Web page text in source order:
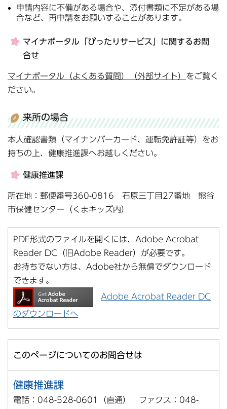
申請内容に不備がある場合や、添付書類に不足がある場
合など、再申請をお願いすることがあります。
マイナポータル「ぴったりサービス」に関するお問
合せ
マイナポータル（よくある質問）（外部サイト） をご覧く
ださい。
来所の場合
本人確認書類（マイナンバーカード、運転免許証等）をお
持ちの上、健康推進課へお越しください。
健康推進課
所在地：郵便番号360-0816 石原三丁目27番地 熊谷
市保健センター（くまキッズ内）
PDF形式のファイルを開くには、Adobe Acrobat
Reader DC（旧Adobe Reader）が必要です。
お持ちでない方は、Adobe社から無償でダウンロード
できます。
Adobe Acrobat Reader DC
のダウンロードへ
このページについてのお問合せは
健康推進課
電話：048-528-0601（直通） ファクス：048-